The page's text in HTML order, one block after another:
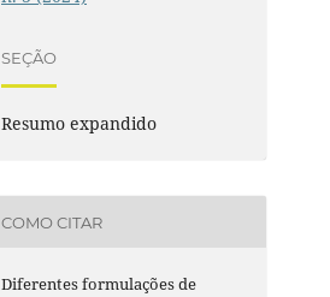
SEÇÃO
Resumo expandido
COMO CITAR
Diferentes formulações de